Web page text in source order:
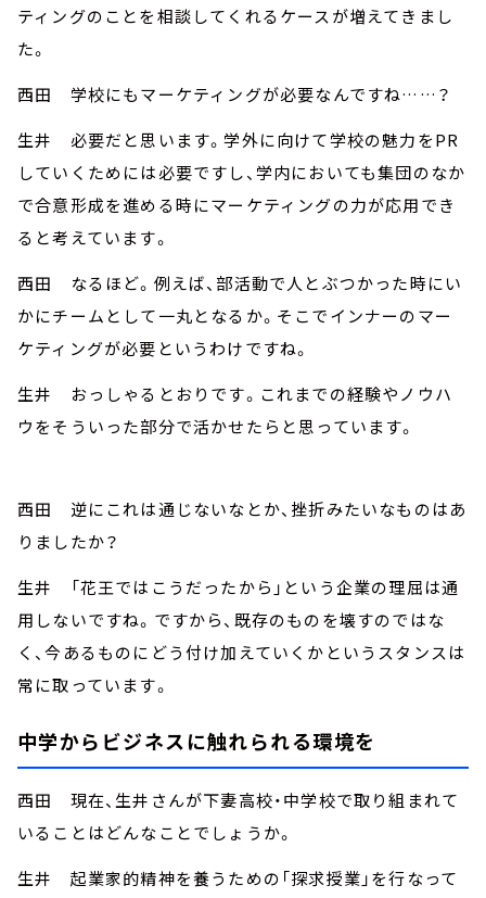
ティングのことを相談してくれるケースが増えてきまし
た。
西田 学校にもマーケティングが必要なんですね……？
生井 必要だと思います。学外に向けて学校の魅力をPR
していくためには必要ですし、学内においても集団のなか
で合意形成を進める時にマーケティングの力が応用でき
ると考えています。
西田 なるほど。例えば、部活動で人とぶつかった時にい
かにチームとして一丸となるか。そこでインナーのマー
ケティングが必要というわけですね。
生井 おっしゃるとおりです。これまでの経験やノウハ
ウをそういった部分で活かせたらと思っています。
西田 逆にこれは通じないなとか、挫折みたいなものはあ
りましたか？
生井 「花王ではこうだったから」という企業の理屈は通
用しないですね。ですから、既存のものを壊すのではな
く、今あるものにどう付け加えていくかというスタンスは
常に取っています。
中学からビジネスに触れられる環境を
西田 現在、生井さんが下妻高校・中学校で取り組まれて
いることはどんなことでしょうか。
生井 起業家的精神を養うための「探求授業」を行なって